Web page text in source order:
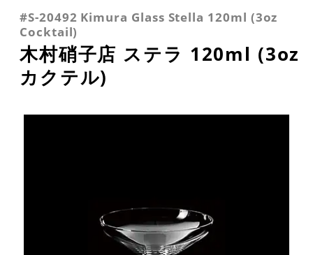
木村硝子店
カクテルグラス (全サイズ)
#S-20492 Kimura Glass Stella 120ml (3oz
Cocktail)
木村硝子店 ステラ 120ml (3oz
カクテル)